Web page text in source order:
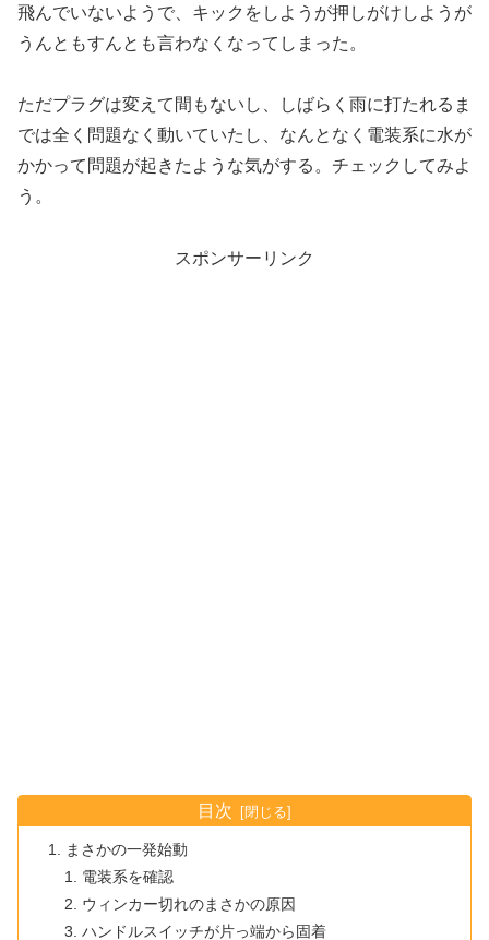
飛んでいないようで、キックをしようが押しがけしようが
うんともすんとも言わなくなってしまった。
ただプラグは変えて間もないし、しばらく雨に打たれるま
では全く問題なく動いていたし、なんとなく電装系に水が
かかって問題が起きたような気がする。チェックしてみよ
う。
スポンサーリンク
目次
まさかの一発始動
電装系を確認
ウィンカー切れのまさかの原因
ハンドルスイッチが片っ端から固着